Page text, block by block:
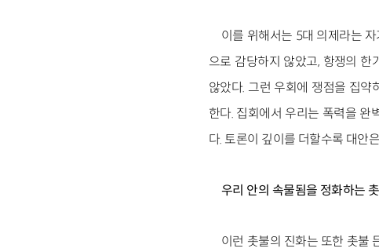
이를 위해서는 5대 의제라는
으로 감당하지 않았고, 항쟁의 한
않았다. 그런 우회에 쟁점을 집
한다. 집회에서 우리는 폭력을 완
다. 토론이 깊이를 더할수록 대안
우리 안의 속물됨을 정화하는
이런 촛불의 진화는 또한 촛불